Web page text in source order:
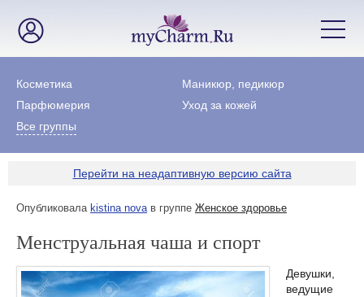
Косметика
Маникюр, педикюр
Парфюмерия
Уход за кожей
Все группы
Перейти на неадаптивную версию сайта
Опубликовала kistina novaв группе Женское здоровье
Менструальная чаша и спорт
Девушки,
ведущие